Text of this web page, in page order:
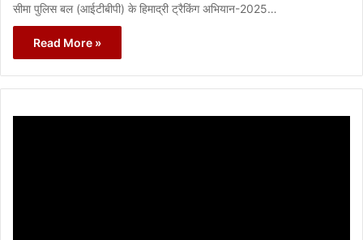
सीमा पुलिस बल (आईटीबीपी) के हिमाद्री ट्रैकिंग अभियान-2025…
Read More »